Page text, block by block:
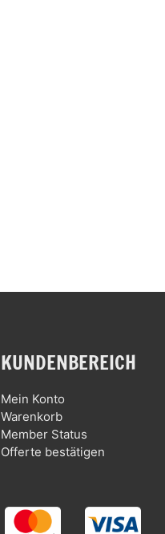
KUNDENBEREICH
Mein Konto
Warenkorb
Member Status
Offerte bestätigen